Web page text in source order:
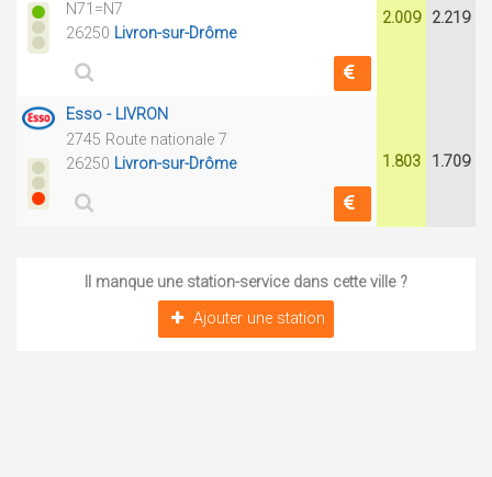
N71=N7
26250 Livron-sur-Drôme
2.009 2.219
Esso - LIVRON
2745 Route nationale 7
26250 Livron-sur-Drôme 1.803 1.709
Il manque une station-service dans cette ville ?
Ajouter une station